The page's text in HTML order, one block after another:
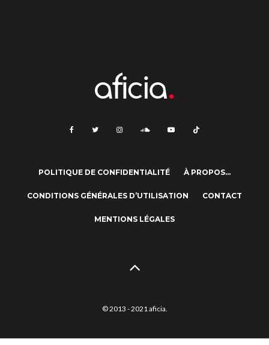
POLITIQUE DE CONFIDENTIALITÉ À PROPOS…
CONDITIONS GÉNÉRALES D’UTILISATION CONTACT
MENTIONS LÉGALES
© 2013 - 2021 aficia.